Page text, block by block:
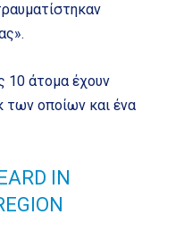
10 άτομα έχουν
των οποίων και ένα
IN